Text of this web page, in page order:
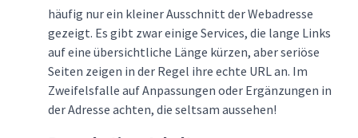
häufig nur ein kleiner Ausschnitt der Webadresse
gezeigt. Es gibt zwar einige Services, die lange Links
auf eine übersichtliche Länge kürzen, aber seriöse
Seiten zeigen in der Regel ihre echte URL an. Im
Zweifelsfalle auf Anpassungen oder Ergänzungen in
der Adresse achten, die seltsam aussehen!